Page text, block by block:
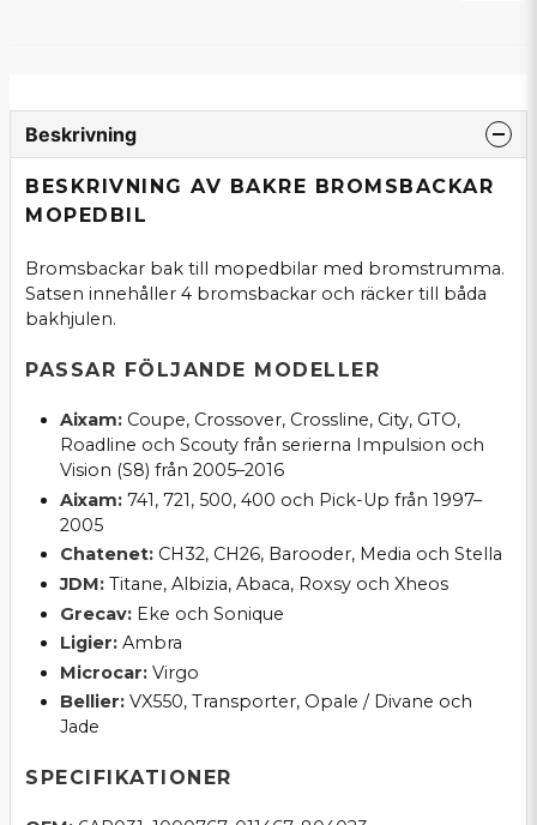
Beskrivning
BESKRIVNING AV BAKRE BROMSBACKAR
MOPEDBIL
Bromsbackar bak till mopedbilar med bromstrumma.
Satsen innehåller 4 bromsbackar och räcker till båda
bakhjulen.
PASSAR FÖLJANDE MODELLER
Aixam:Coupe, Crossover, Crossline, City, GTO,
Roadline och Scouty från serierna Impulsion och
Vision (S8) från 2005–2016
Aixam:741, 721, 500, 400 och Pick-Up från 1997–
2005
Chatenet:CH32, CH26, Barooder, Media och Stella
JDM:Titane, Albizia, Abaca, Roxsy och Xheos
Grecav:Eke och Sonique
Ligier:Ambra
Microcar:Virgo
Bellier:VX550, Transporter, Opale / Divane och
Jade
SPECIFIKATIONER